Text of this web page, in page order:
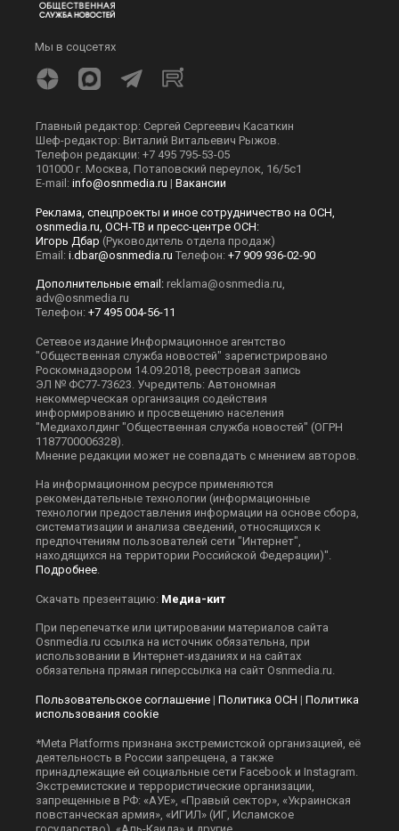
Мы в соцсетях
Главный редактор: Сергей Сергеевич Касаткин
Шеф-редактор: Виталий Витальевич Рыжов.
Телефон редакции: +7 495 795-53-05
101000 г. Москва, Потаповский переулок, 16/5с1
E-mail: info@osnmedia.ru | Вакансии
Реклама, спецпроекты и иное сотрудничество на ОСН,
osnmedia.ru, ОСН-ТВ и пресс-центре ОСН:
Игорь Дбар (Руководитель отдела продаж)
Email: i.dbar@osnmedia.ru Телефон: +7 909 936-02-90
Дополнительные email: reklama@osnmedia.ru
adv@osnmedia.ru
Телефон: +7 495 004-56-11
Сетевое издание Информационное агентство
"Общественная служба новостей" зарегистрировано
Роскомнадзором 14.09.2018, реестровая запись
ЭЛ № ФС77-73623. Учредитель: Автономная
некоммерческая организация содействия
информированию и просвещению населения
"Медиахолдинг "Общественная служба новостей" (ОГРН
1187700006328).
Мнение редакции может не совпадать с мнением авторов.
На информационном ресурсе применяются
рекомендательные технологии (информационные
технологии предоставления информации на основе сбора,
систематизации и анализа сведений, относящихся к
предпочтениям пользователей сети "Интернет",
находящихся на территории Российской Федерации)".
Подробнее
Скачать презентацию: Медиа-кит
При перепечатке или цитировании материалов сайта
Оsnmedia.ru ссылка на источник обязательна, при
использовании в Интернет-изданиях и на сайтах
обязательна прямая гиперссылка на сайт Оsnmedia.ru.
Пользовательское соглашение | Политика ОСН | Политика
использования cookie
*Meta Platforms признана экстремистской организацией, её
деятельность в России запрещена, а также
принадлежащие ей социальные сети Facebook и Instagram.
Экстремистские и террористические организации,
запрещенные в РФ: «АУЕ», «Правый сектор», «Украинская
повстанческая армия», «ИГИЛ» (ИГ, Исламское